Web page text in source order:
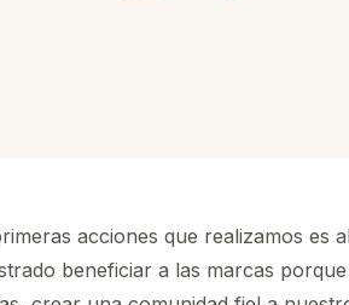
acciones que realizamos es
beneficiar a las marcas